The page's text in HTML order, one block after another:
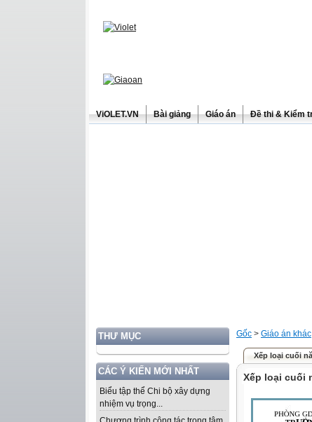
ViOLET.VN Bài giảng Giáo án Đề thi & Kiểm
THƯ MỤC
CÁC Ý KIẾN MỚI NHẤT
Biểu tập thể Chi bộ xây dựng
nhiệm vụ trọng...
Gốc > Giáo án khác
Xếp loại cuối
Xếp loại cuối